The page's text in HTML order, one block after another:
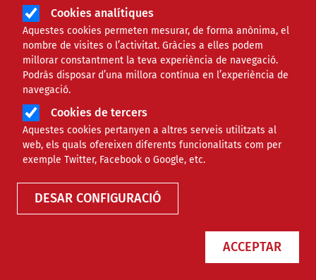
Cookies analítiques
Aquestes cookies permeten mesurar, de forma anònima, el
nombre de visites o l’activitat. Gràcies a elles podem
millorar constantment la teva experiència de navegació.
Podràs disposar d’una millora contínua en l’experiència de
navegació.
Cookies de tercers
Aquestes cookies pertanyen a altres serveis utilitzats al
web, els quals ofereixen diferents funcionalitats com per
exemple Twitter, Facebook o Google, etc.
DESAR CONFIGURACIÓ
ACCEPTAR
Els càterings solidaris: de la
cuina a la inserció laboral de
persones en risc d’exclusió
Comparteix
25/10/2019